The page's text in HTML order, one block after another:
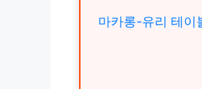
마카롱-유리 테이